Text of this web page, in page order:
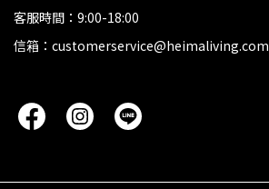
客服時間：9:00-18:00
信箱：customerservice@heimaliving.com